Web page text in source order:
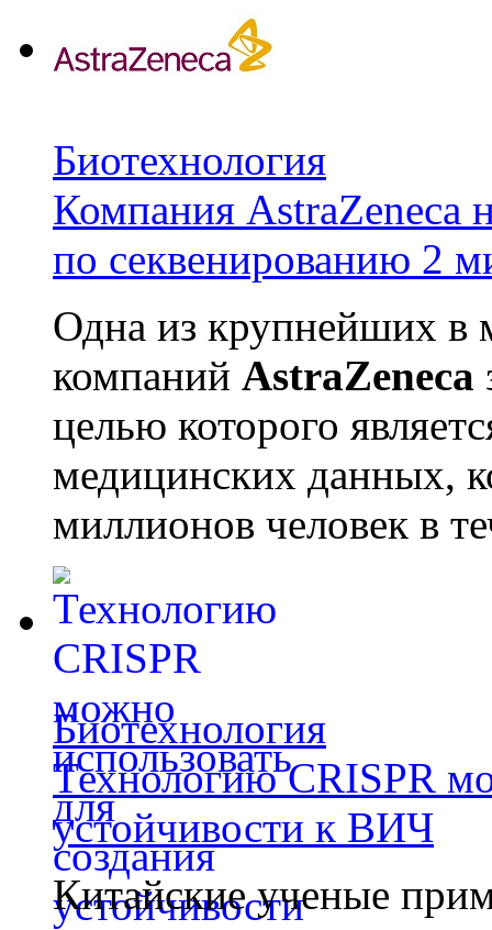
Биотехнология
Компания AstraZeneca
по секвенированию 2
Одна из крупнейших в
компаний AstraZeneca
целью которого
медицинских данных,
миллионов человек в
Биотехнология
Технологию CRISPR
устойчивости к ВИЧ
Китайские ученые